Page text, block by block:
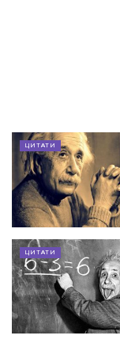
ЦИТАТИ
ЦИТАТИ